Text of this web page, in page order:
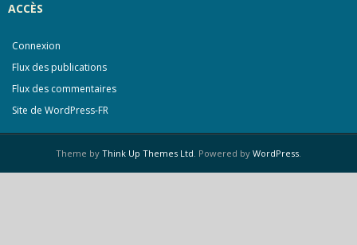
ACCÈS
Connexion
Flux des publications
Flux des commentaires
Site de WordPress-FR
Theme by Think Up Themes Ltd. Powered by WordPress.